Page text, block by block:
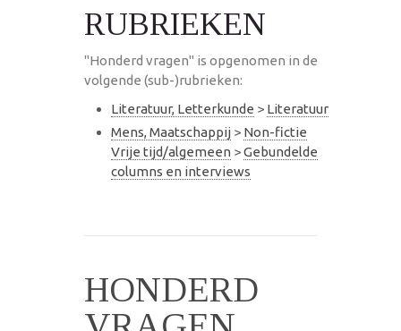
RUBRIEKEN
"Honderd vragen" is opgenomen in de
volgende (sub-)rubrieken:
Literatuur, Letterkunde > Literatuur
Mens, Maatschappij > Non-fictie
Vrije tijd/algemeen >Gebundelde
columns en interviews
HONDERD